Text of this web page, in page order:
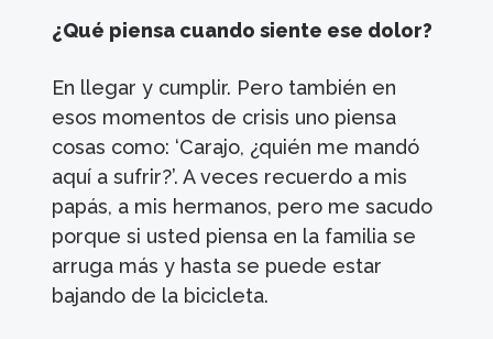
¿Qué piensa cuando siente ese dolor?
En llegar y cumplir. Pero también en
esos momentos de crisis uno piensa
cosas como: ‘Carajo, ¿quién me mandó
aquí a sufrir?’. A veces recuerdo a mis
papás, a mis hermanos, pero me sacudo
porque si usted piensa en la familia se
arruga más y hasta se puede estar
bajando de la bicicleta.